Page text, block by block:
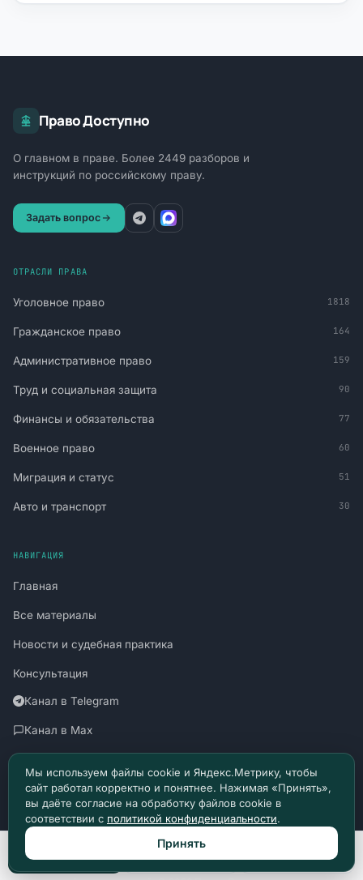
Право Доступно
О главном в праве. Более 2449 разборов и
инструкций по российскому праву.
Задать вопрос
ОТРАСЛИ ПРАВА
Уголовное право 1818
Гражданское право 164
Административное право 159
Труд и социальная защита 90
Финансы и обязательства 77
Военное право 60
Миграция и статус 51
Авто и транспорт 30
НАВИГАЦИЯ
Главная
Все материалы
Новости и судебная практика
Консультация
Канал в Telegram
Канал в Max
Пользовательское соглашение
Мы используем файлы cookie и Яндекс.Метрику, чтобы
сайт работал корректно и понятнее. Нажимая «Принять»,
вы даёте согласие на обработку файлов cookie в
соответствии с политикой конфиденциальности.
Принять